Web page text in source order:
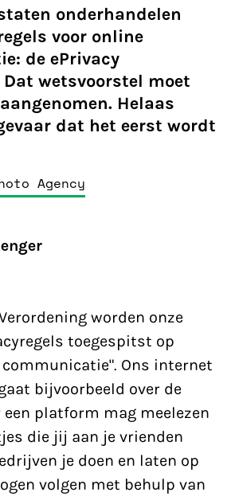
onderhandelen
voor online
de ePrivacy
wetsvoorstel moet
Helaas
dat het eerst wordt
Agency
worden onze
toegespitst op
Ons internet
bijvoorbeeld over de
een platform mag meelezen
die jij aan je vrienden
je doen en laten op
volgen met behulp van